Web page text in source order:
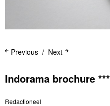
Next
Previous
Indorama brochure ***
Redactioneel